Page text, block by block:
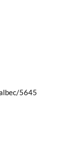
5645